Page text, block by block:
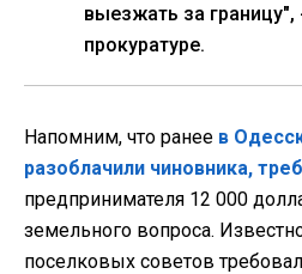
выезжать за границу",
прокуратуре.
Напомним, что ранее в
разоблачили чиновника,
предпринимателя 12 000
земельного вопроса.
поселковых советов